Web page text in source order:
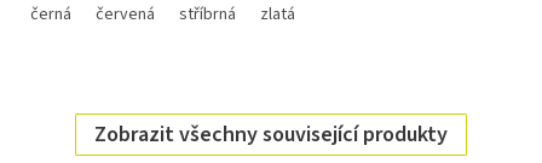
černá červená stříbrná zlatá
Zobrazit všechny související produkty